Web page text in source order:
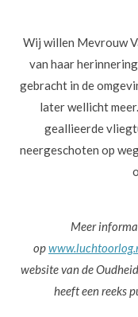
Wij willen Mevrouw
van haar
gebracht in de
later wellicht
geallieerde
neergeschoten op
Meer
op
website van de
heeft een reeks